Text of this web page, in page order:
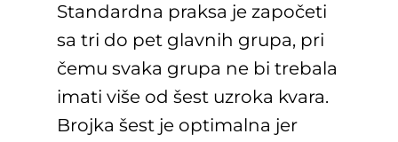
Standardna praksa je započeti
sa tri do pet glavnih grupa, pri
čemu svaka grupa ne bi trebala
imati više od šest uzroka kvara.
Brojka šest je optimalna jer